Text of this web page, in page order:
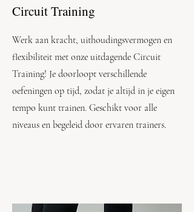
Circuit Training
Werk aan kracht, uithoudingsvermogen en
flexibiliteit met onze uitdagende Circuit
Training! Je doorloopt verschillende
oefeningen op tijd, zodat je altijd in je eigen
tempo kunt trainen. Geschikt voor alle
niveaus en begeleid door ervaren trainers.